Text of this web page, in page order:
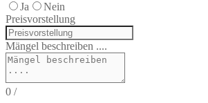
Ja
Nein
Preisvorstellung
Mängel beschreiben ....
0 /